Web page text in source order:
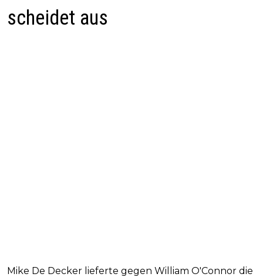
scheidet aus
Mike De Decker lieferte gegen William O'Connor die